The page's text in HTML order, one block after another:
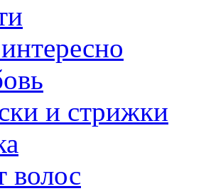
и стрижки
волос